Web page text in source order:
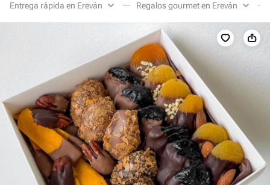
Entrega rápida en Ereván Regalos gourmet en Ereván